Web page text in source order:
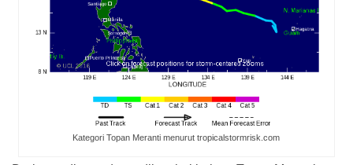
Kategori Topan Meranti menurut tropicalstormrisk.com